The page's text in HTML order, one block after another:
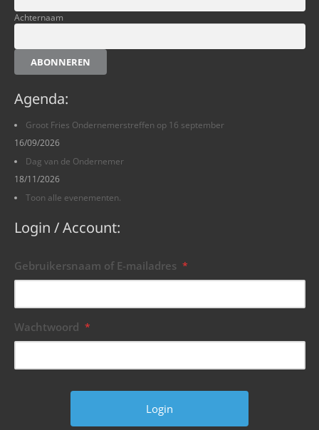
Achternaam
ABONNEREN
Agenda:
Groot Fries Ondernemerstreffen op 16 september
16/09/2026
Dag van de Ondernemer
18/11/2026
Toon alle evenementen.
Login / Account:
Gebruikersnaam of E-mailadres *
Wachtwoord *